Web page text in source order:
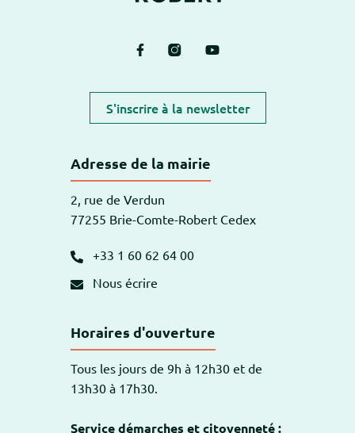
Lien vers le compte Facebook
Lien vers le compte Instagram
Lien vers la chaîne
S'inscrire à la newsletter
Adresse de la mairie
2, rue de Verdun
77255 Brie-Comte-Robert Cedex
+33 1 60 62 64 00
Nous écrire
Horaires d'ouverture
Tous les jours de 9h à 12h30 et de
13h30 à 17h30.
Service démarches et citoyenneté :